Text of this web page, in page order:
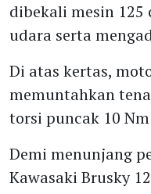
dibekali mesin 125
udara serta
Di atas kertas,
memuntahkan
torsi puncak 10
Demi menunjang
Kawasaki Brusky